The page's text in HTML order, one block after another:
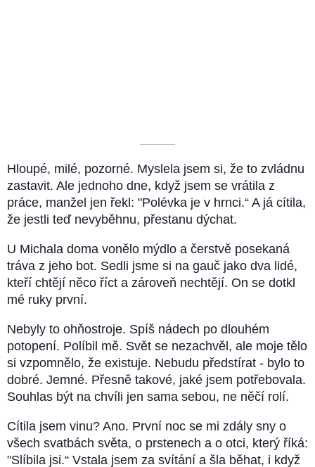
––––––––––
Hloupé, milé, pozorné. Myslela jsem si, že to zvládnu
zastavit. Ale jednoho dne, když jsem se vrátila z
práce, manžel jen řekl: "Polévka je v hrnci.“ A já cítila,
že jestli teď nevyběhnu, přestanu dýchat.
U Michala doma vonělo mýdlo a čerstvě posekaná
tráva z jeho bot. Sedli jsme si na gauč jako dva lidé,
kteří chtějí něco říct a zároveň nechtějí. On se dotkl
mé ruky první.
Nebyly to ohňostroje. Spíš nádech po dlouhém
potopení. Políbil mě. Svět se nezachvěl, ale moje tělo
si vzpomnělo, že existuje. Nebudu předstírat - bylo to
dobré. Jemné. Přesně takové, jaké jsem potřebovala.
Souhlas být na chvíli jen sama sebou, ne něčí rolí.
Cítila jsem vinu? Ano. První noc se mi zdály sny o
všech svatbách světa, o prstenech a o otci, který říká:
"Slíbila jsi.“ Vstala jsem za svítání a šla běhat, i když